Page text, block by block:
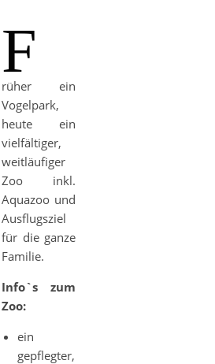
F
rüher ein
Vogelpark,
heute ein
vielfältiger,
weitläufiger
Zoo inkl.
Aquazoo und
Ausflugsziel
für die ganze
Familie.
Info`s zum
Zoo:
ein
gepflegter,